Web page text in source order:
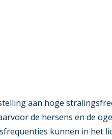
aan hoge
de hersens en de
kunnen in het